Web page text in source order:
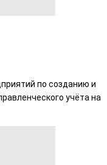
по созданию и
учёта на